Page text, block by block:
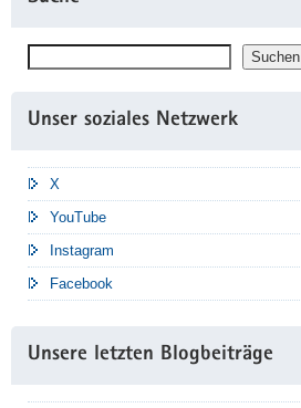
Suchen Suchen
Unser soziales Netzwerk
X
YouTube
Instagram
Facebook
Unsere letzten Blogbeiträge